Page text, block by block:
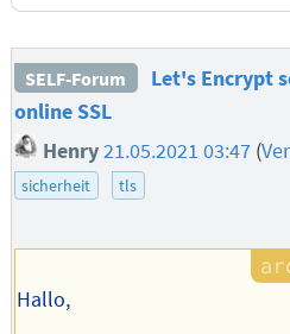
SELF-Forum
Let's Encrypt
online SSL
Henry 21.05.2021 03:47 (
sicherheit
tls
Hallo,